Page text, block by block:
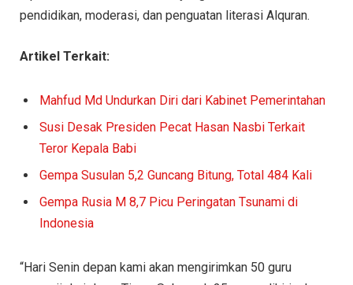
pendidikan, moderasi, dan penguatan literasi Alquran.
Artikel Terkait:
Mahfud Md Undurkan Diri dari Kabinet Pemerintahan
Susi Desak Presiden Pecat Hasan Nasbi Terkait
Teror Kepala Babi
Gempa Susulan 5,2 Guncang Bitung, Total 484 Kali
Gempa Rusia M 8,7 Picu Peringatan Tsunami di
Indonesia
“Hari Senin depan kami akan mengirimkan 50 guru